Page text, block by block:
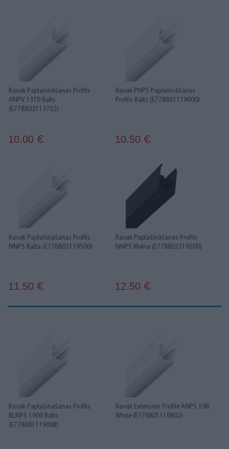
Ravak Paplašināšanas Profils
ANPV 1370 Balts
(E778803113702)
10.00 €
Ravak PNPS Paplašināšanas
Profils Balts (E778801119000)
10.50 €
Ravak Paplašināšanas Profils
NNPS Balta (E778802119500)
11.50 €
Ravak Paplašināšanas Profils
NNPS Melna (E778802319500)
12.50 €
Ravak Paplašinašanas Profils
BLNPS 1900 Balts
(E77880111900B)
Ravak Extension Profile ANPS 198
White (E778801119802)